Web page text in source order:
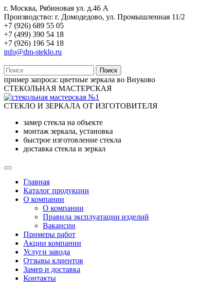
г. Москва, Рябиновая ул. д.46 А
Производство: г. Домодедово, ул. Промышленная 11/2
+7 (926) 689 55 05
+7 (499) 390 54 18
+7 (926) 196 54 18
info@dm-steklo.ru
Поиск
пример запроса: цветные зеркала во Внуково
СТЕКОЛЬНАЯ МАСТЕРСКАЯ
СТЕКЛО И ЗЕРКАЛА ОТ ИЗГОТОВИТЕЛЯ
замер стекла на объекте
монтаж зеркала, установка
быстрое изготовление стекла
доставка стекла и зеркал
Главная
Каталог продукции
О компании
О компании
Правила эксплуатации изделий
Вакансии
Примеры работ
Акции компании
Услуги завода
Отзывы клиентов
Замер и доставка
Контакты